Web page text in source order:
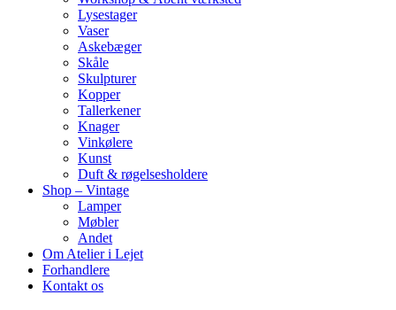
Lysestager
Vaser
Askebæger
Skåle
Skulpturer
Kopper
Tallerkener
Knager
Vinkølere
Kunst
Duft & røgelsesholdere
Shop – Vintage
Lamper
Møbler
Andet
Om Atelier i Lejet
Forhandlere
Kontakt os